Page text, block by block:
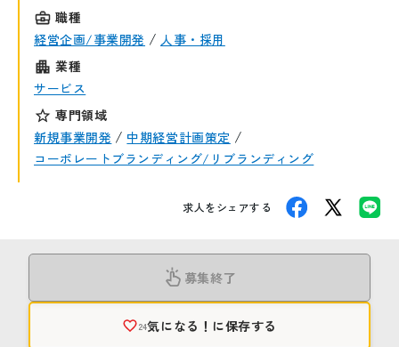
職種
経営企画/事業開発 / 人事・採用
業種
サービス
専門領域
新規事業開発 / 中期経営計画策定 /
コーポレートブランディング/リブランディング
求人をシェアする
24気になる！ に保存する
募集終了